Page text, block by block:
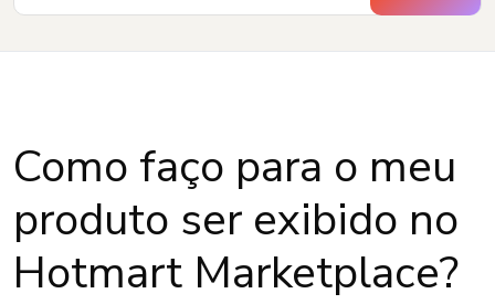
Como faço para o meu
produto ser exibido no
Hotmart Marketplace?